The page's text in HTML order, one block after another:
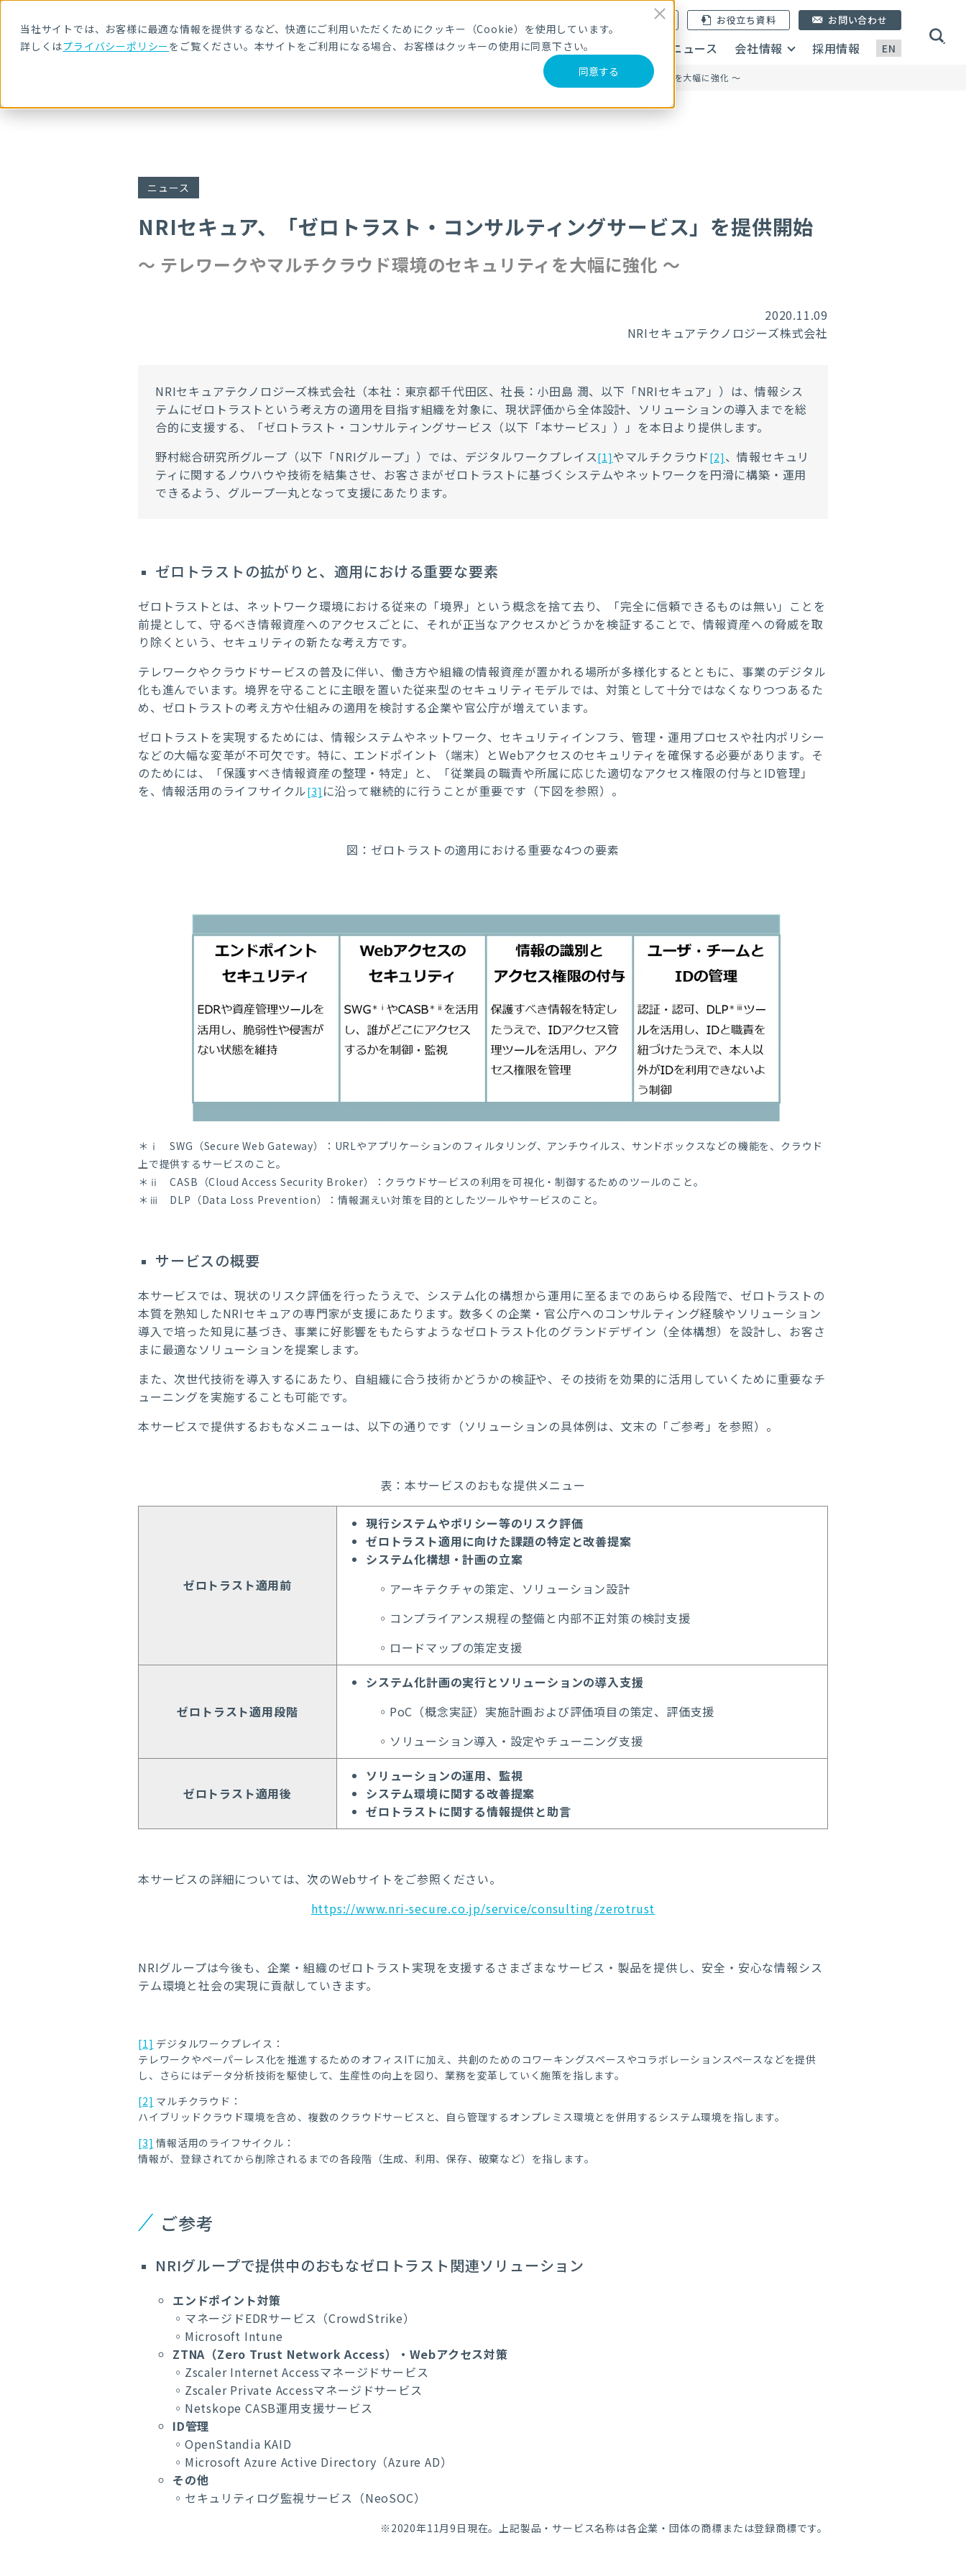
当社サイトでは、お客様に最適な情報を提供するなど、快適にご利用いただくためにクッキー（Cookie）を使用しています。
詳しくはプライバシーポリシーをご覧ください。本サイトをご利用になる場合、お客様はクッキーの使用に同意下さい。
同意する
EN
メールマガジン登録 お役立ち資料
サービス・製品 導入事例 セミナー ブログ ニュース 会社情報 採用情報
お問い合わせ
NRIセキュア、「ゼロトラスト・コンサルティングサービス」を提供開始 〜 テレワークやマルチクラウド環境のセキュリティを大幅に強化 〜
ニュース
NRIセキュア、「ゼロトラスト・コンサルティングサービス」を提供開始
〜 テレワークやマルチクラウド環境のセキュリティを大幅に強化 〜
2020.11.09
NRIセキュアテクノロジーズ株式会社
NRIセキュアテクノロジーズ株式会社（本社：東京都千代田区、社長：小田島 潤、以下「NRIセキュア」）は、情報シス
テムにゼロトラストという考え方の適用を目指す組織を対象に、現状評価から全体設計、ソリューションの導入までを総
合的に支援する、「ゼロトラスト・コンサルティングサービス（以下「本サービス」）」を本日より提供します。
野村総合研究所グループ（以下「NRIグループ」）では、デジタルワークプレイス[1]やマルチクラウド [2] 、情報セキュリ
ティに関するノウハウや技術を結集させ、お客さまがゼロトラストに基づくシステムやネットワークを円滑に構築・運用
できるよう、グループ一丸となって支援にあたります。
ゼロトラストの拡がりと、適用における重要な要素
ゼロトラストとは、ネットワーク環境における従来の「境界」という概念を捨て去り、「完全に信頼できるものは無い」ことを
前提として、守るべき情報資産へのアクセスごとに、それが正当なアクセスかどうかを検証することで、情報資産への脅威を取
り除くという、セキュリティの新たな考え方です。
テレワークやクラウドサービスの普及に伴い、働き方や組織の情報資産が置かれる場所が多様化するとともに、事業のデジタル
化も進んでいます。境界を守ることに主眼を置いた従来型のセキュリティモデルでは、対策として十分ではなくなりつつあるた
め、ゼロトラストの考え方や仕組みの適用を検討する企業や官公庁が増えています。
ゼロトラストを実現するためには、情報システムやネットワーク、セキュリティインフラ、管理・運用プロセスや社内ポリシー
などの大幅な変革が不可欠です。特に、エンドポイント（端末）とWebアクセスのセキュリティを確保する必要があります。そ
のためには、「保護すべき情報資産の整理・特定」と、「従業員の職責や所属に応じた適切なアクセス権限の付与と ID管理」
を、情報活用のライフサイクル[3] に沿って継続的に行うことが重要です（下図を参照）。
図：ゼロトラストの適用における重要な4つの要素
＊ⅰ SWG（Secure Web Gateway）：URLやアプリケーションのフィルタリング、アンチウイルス、サンドボックスなどの機能を、クラウド
上で提供するサービスのこと。
＊ⅱ CASB（Cloud Access Security Broker）：クラウドサービスの利用を可視化・制御するためのツールのこと。
＊ⅲ DLP（Data Loss Prevention）：情報漏えい対策を目的としたツールやサービスのこと。
サービスの概要
本サービスでは、現状のリスク評価を行ったうえで、システム化の構想から運用に至るまでのあらゆる段階で、ゼロトラストの
本質を熟知したNRIセキュアの専門家が支援にあたります。数多くの企業・官公庁へのコンサルティング経験やソリューション
導入で培った知見に基づき、事業に好影響をもたらすようなゼロトラスト化のグランドデザイン（全体構想）を設計し、お客さ
まに最適なソリューションを提案します。
また、次世代技術を導入するにあたり、自組織に合う技術かどうかの検証や、その技術を効果的に活用していくために重要なチ
ューニングを実施することも可能です。
本サービスで提供するおもなメニューは、以下の通りです（ソリューションの具体例は、文末の「ご参考」を参照）。
表：本サービスのおもな提供メニュー
ゼロトラスト適用前
現行システムやポリシー等のリスク評価
ゼロトラスト適用に向けた課題の特定と改善提案
システム化構想・計画の立案
◦アーキテクチャの策定、ソリューション設計
◦コンプライアンス規程の整備と内部不正対策の検討支援
◦ロードマップの策定支援
ゼロトラスト適用段階
システム化計画の実行とソリューションの導入支援
◦PoC（概念実証）実施計画および評価項目の策定、評価支援
◦ソリューション導入・設定やチューニング支援
ゼロトラスト適用後
ソリューションの運用、監視
システム環境に関する改善提案
ゼロトラストに関する情報提供と助言
本サービスの詳細については、次のWebサイトをご参照ください。
https://www.nri-secure.co.jp/service/consulting/zerotrust
NRIグループは今後も、企業・組織のゼロトラスト実現を支援するさまざまなサービス・製品を提供し、安全・安心な情報シス
テム環境と社会の実現に貢献していきます。
[1] デジタルワークプレイス：
テレワークやペーパーレス化を推進するためのオフィスITに加え、共創のためのコワーキングスペースやコラボレーションスペースなどを提供
し、さらにはデータ分析技術を駆使して、生産性の向上を図り、業務を変革していく施策を指します。
[2] マルチクラウド：
ハイブリッドクラウド環境を含め、複数のクラウドサービスと、自ら管理するオンプレミス環境とを併用するシステム環境を指します。
[3] 情報活用のライフサイクル：
情報が、登録されてから削除されるまでの各段階（生成、利用、保存、破棄など）を指します。
ご参考
NRIグループで提供中のおもなゼロトラスト関連ソリューション
エンドポイント対策
◦マネージドEDRサービス（CrowdStrike）
◦Microsoft Intune
ZTNA（Zero Trust Network Access）・Webアクセス対策
◦Zscaler Internet Accessマネージドサービス
◦Zscaler Private Accessマネージドサービス
◦Netskope CASB運用支援サービス
ID管理
◦OpenStandia KAID
◦Microsoft Azure Active Directory（Azure AD）
その他
◦セキュリティログ監視サービス（NeoSOC）
※2020年11月9日現在。上記製品・サービス名称は各企業・団体の商標または登録商標です。